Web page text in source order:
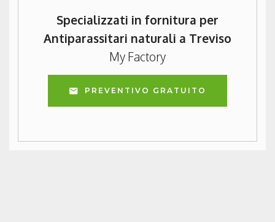
Specializzati in fornitura per
Antiparassitari naturali a Treviso
My Factory
PREVENTIVO GRATUITO